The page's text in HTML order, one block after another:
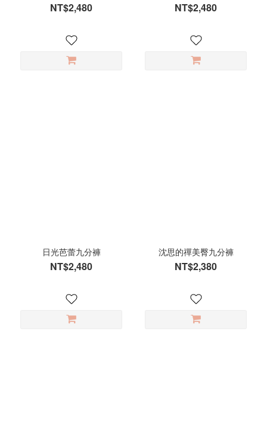
NT$2,480 NT$2,480
日光芭蕾九分褲
NT$2,480
沈思的禪美臀九分褲
NT$2,380